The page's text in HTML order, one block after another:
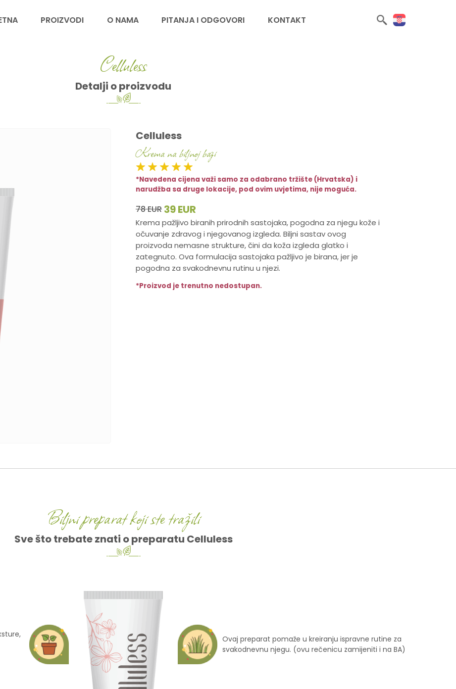
PROIZVODI O NAMA PITANJA I ODGOVORI KONTAKT
Celluless
Detalji o proizvodu
Celluless
Krema na biljnoj bazi
*Navedena cijena važi samo za odabrano tržište (Hrvatska) i
narudžba sa druge lokacije, pod ovim uvjetima, nije moguća.
78 EUR 39 EUR
Krema pažljivo biranih prirodnih sastojaka, pogodna za njegu kože i
očuvanje zdravog i njegovanog izgleda. Biljni sastav ovog
proizvoda nemasne strukture, čini da koža izgleda glatko i
zategnuto. Ova formulacija sastojaka pažljivo je birana, jer je
pogodna za svakodnevnu rutinu u njezi.
*Proizvod je trenutno nedostupan.
Biljni preparat koji ste tražili
Sve što trebate znati o preparatu Celluless
Ovaj preparat pomaže u kreiranju ispravne rutine za
svakodnevnu njegu. (ovu rečenicu zamijeniti i na BA)